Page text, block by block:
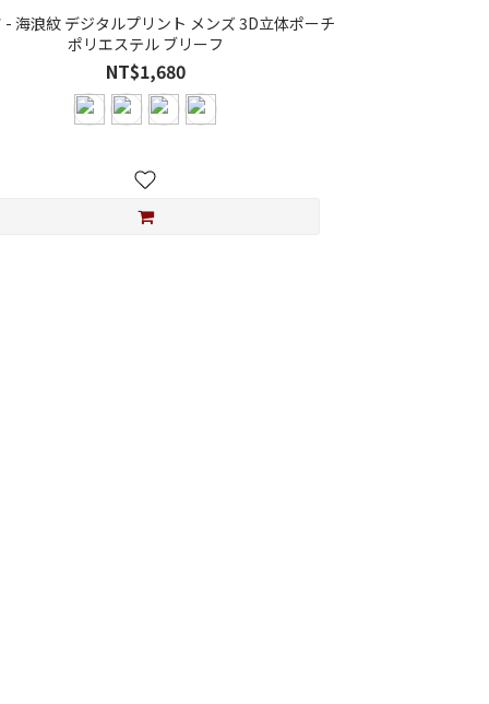
リント メンズ 3D立体ポーチ
ポリエステル ブリーフ
NT$1,680